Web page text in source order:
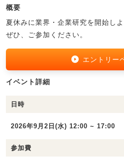
概要
夏休みに業界・企業研究を開始しよ
ぜひ、ご参加ください。
エントリー
イベント詳細
日時
2026年9月2日(水) 12:00 ~ 17:00
参加費